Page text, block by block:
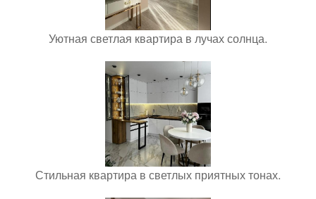
Уютная светлая квартира в лучах солнца.
Стильная квартира в светлых приятных тонах.